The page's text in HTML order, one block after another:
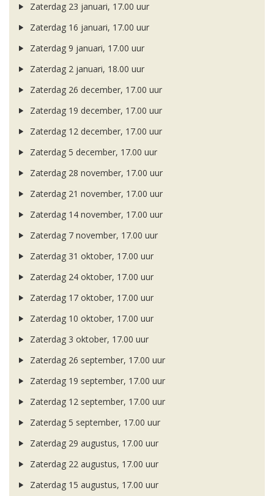
Zaterdag 23 januari, 17.00 uur
Zaterdag 16 januari, 17.00 uur
Zaterdag 9 januari, 17.00 uur
Zaterdag 2 januari, 18.00 uur
Zaterdag 26 december, 17.00 uur
Zaterdag 19 december, 17.00 uur
Zaterdag 12 december, 17.00 uur
Zaterdag 5 december, 17.00 uur
Zaterdag 28 november, 17.00 uur
Zaterdag 21 november, 17.00 uur
Zaterdag 14 november, 17.00 uur
Zaterdag 7 november, 17.00 uur
Zaterdag 31 oktober, 17.00 uur
Zaterdag 24 oktober, 17.00 uur
Zaterdag 17 oktober, 17.00 uur
Zaterdag 10 oktober, 17.00 uur
Zaterdag 3 oktober, 17.00 uur
Zaterdag 26 september, 17.00 uur
Zaterdag 19 september, 17.00 uur
Zaterdag 12 september, 17.00 uur
Zaterdag 5 september, 17.00 uur
Zaterdag 29 augustus, 17.00 uur
Zaterdag 22 augustus, 17.00 uur
Zaterdag 15 augustus, 17.00 uur